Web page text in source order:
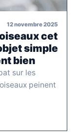
12 novembre 2025
cet
simple
bien
sur les
peinent